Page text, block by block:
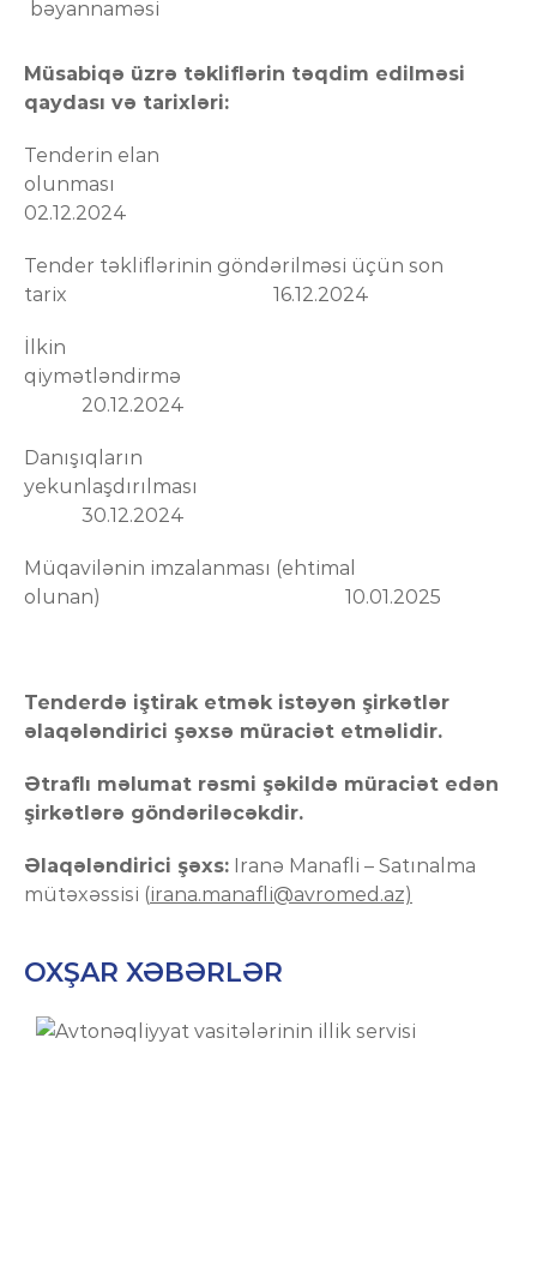
bəyannaməsi
Müsabiqə üzrə təkliflərin təqdim edilməsi
qaydası və tarixləri:
Tenderin elan
olunması
02.12.2024
Tender təkliflərinin göndərilməsi üçün son
tarix 16.12.2024
İlkin
qiymətləndirmə
20.12.2024
Danışıqların
yekunlaşdırılması
30.12.2024
Müqavilənin imzalanması (ehtimal
olunan) 10.01.2025
Tenderdə iştirak etmək istəyən şirkətlər
əlaqələndirici şəxsə müraciət etməlidir.
Ətraflı məlumat rəsmi şəkildə müraciət edən
şirkətlərə göndəriləcəkdir.
Əlaqələndirici şəxs: Iranə Manafli – Satınalma
mütəxəssisi (irana.manafli@avromed.az)
OXŞAR XƏBƏRLƏR